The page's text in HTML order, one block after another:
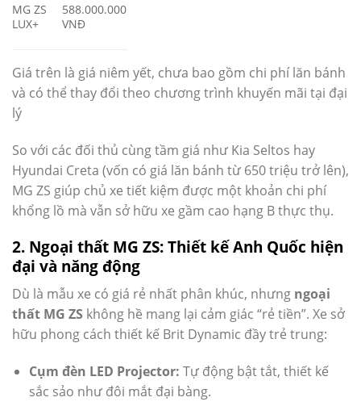
MG ZS
LUX+
588.000.000
VNĐ
Giá trên là giá niêm yết, chưa bao gồm chi phí lăn bánh
và có thể thay đổi theo chương trình khuyến mãi tại đại
lý
So với các đối thủ cùng tầm giá như Kia Seltos hay
Hyundai Creta (vốn có giá lăn bánh từ 650 triệu trở lên),
MG ZS giúp chủ xe tiết kiệm được một khoản chi phí
khổng lồ mà vẫn sở hữu xe gầm cao hạng B thực thụ.
2. Ngoại thất MG ZS: Thiết kế Anh Quốc hiện
đại và năng động
Dù là mẫu xe có giá rẻ nhất phân khúc, nhưng ngoại
thất MG ZS không hề mang lại cảm giác “rẻ tiền”. Xe sở
hữu phong cách thiết kế Brit Dynamic đầy trẻ trung:
Cụm đèn LED Projector: Tự động bật tắt, thiết kế
sắc sảo như đôi mắt đại bàng.